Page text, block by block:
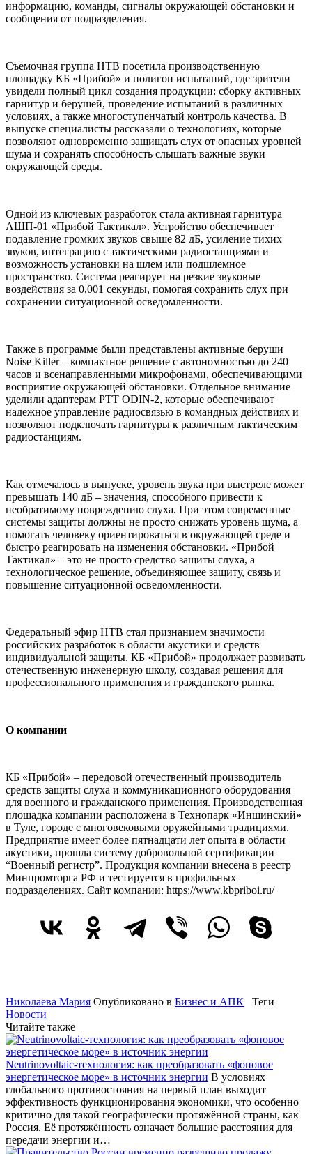
информацию, команды, сигналы окружающей обстановки и
сообщения от подразделения.
Съемочная группа НТВ посетила производственную
площадку КБ «Прибой» и полигон испытаний, где зрители
увидели полный цикл создания продукции: сборку активных
гарнитур и берушей, проведение испытаний в различных
условиях, а также многоступенчатый контроль качества. В
выпуске специалисты рассказали о технологиях, которые
позволяют одновременно защищать слух от опасных уровней
шума и сохранять способность слышать важные звуки
окружающей среды.
Одной из ключевых разработок стала активная гарнитура
АШП-01 «Прибой Тактикал». Устройство обеспечивает
подавление громких звуков свыше 82 дБ, усиление тихих
звуков, интеграцию с тактическими радиостанциями и
возможность установки на шлем или подшлемное
пространство. Система реагирует на резкие звуковые
воздействия за 0,001 секунды, помогая сохранить слух при
сохранении ситуационной осведомленности.
Также в программе были представлены активные беруши
Noise Killer – компактное решение с автономностью до 240
часов и всенаправленными микрофонами, обеспечивающими
восприятие окружающей обстановки. Отдельное внимание
уделили адаптерам PTT ODIN-2, которые обеспечивают
надежное управление радиосвязью в командных действиях и
позволяют подключать гарнитуры к различным тактическим
радиостанциям.
Как отмечалось в выпуске, уровень звука при выстреле может
превышать 140 дБ – значения, способного привести к
необратимому повреждению слуха. При этом современные
системы защиты должны не просто снижать уровень шума, а
помогать человеку ориентироваться в окружающей среде и
быстро реагировать на изменения обстановки. «Прибой
Тактикал» – это не просто средство защиты слуха, а
технологическое решение, объединяющее защиту, связь и
повышение ситуационной осведомленности.
Федеральный эфир НТВ стал признанием значимости
российских разработок в области акустики и средств
индивидуальной защиты. КБ «Прибой» продолжает развивать
отечественную инженерную школу, создавая решения для
профессионального применения и гражданского рынка.
О компании
КБ «Прибой» – передовой отечественный производитель
средств защиты слуха и коммуникационного оборудования
для военного и гражданского применения. Производственная
площадка компании расположена в Технопарк «Иншинский»
в Туле, городе с многовековыми оружейными традициями.
Предприятие имеет более пятнадцати лет опыта в области
акустики, прошла систему добровольной сертификации
“Военный регистр”. Продукция компании внесена в реестр
Минпромторга РФ и тестируется в профильных
подразделениях. Сайт компании: https://www.kbpriboi.ru/
Николаева Мария Опубликовано в Бизнес и АПК Теги
Новости
Читайте также
Neutrinovoltaic‑технология: как преобразовать «фоновое
энергетическое море» в источник энергии В условиях
глобального противостояния на первый план выходит
эффективность функционирования экономики, что особенно
критично для такой географически протяжённой страны, как
Россия. Её протяжённость означает большие расстояния для
передачи энергии и…